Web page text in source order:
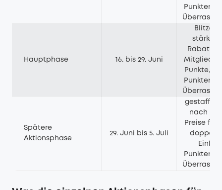
Punkten,
Hauptphase 16. bis 29. Juni
Rabatte,
Punkte,
Punkten,
Spätere
Aktionsphase
29. Juni bis 5. Juli
nach
Preise für
Punkten,